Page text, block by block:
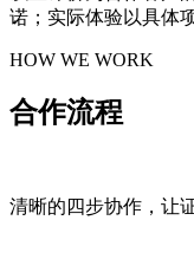
诺；实际体验以具体
HOW WE WORK
合作流程
清晰的四步协作，让